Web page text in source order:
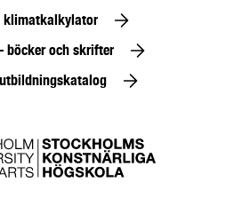
klimatkalkylator
böcker och skrifter